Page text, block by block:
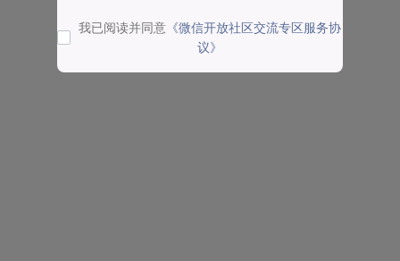
我已阅读并同意 《微信开放社区交流专区服务协
议》